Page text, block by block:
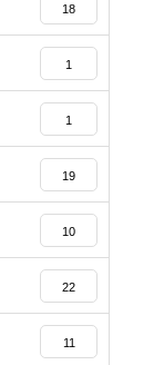
18
1
1
19
10
22
11